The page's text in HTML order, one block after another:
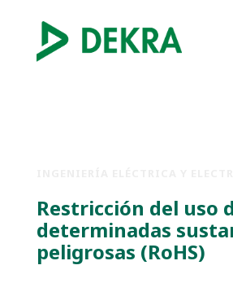
Restricción del uso
determinadas
peligrosas (RoHS)